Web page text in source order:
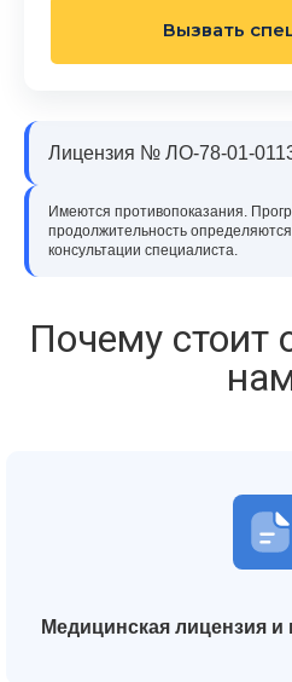
Вызвать
Лицензия № ЛО-78-01-
Имеются противопоказания.
продолжительность
консультации специалиста.
Почему стоит
Медицинская лицензия